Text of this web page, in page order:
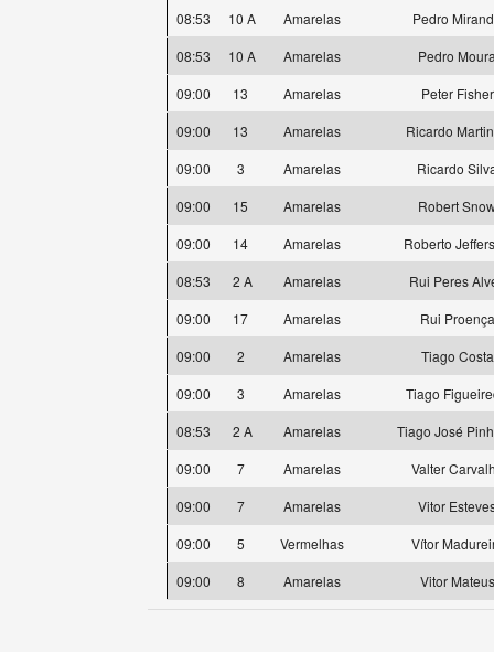
08:53
10 A Amarelas
Pedro
08:53
10 A Amarelas
Pedro
09:00
13 Amarelas
Peter Fisher
09:00
13 Amarelas
Ricardo
09:00
3 Amarelas
Ricardo
09:00
15 Amarelas
Robert
09:00
14 Amarelas
Roberto
08:53
2 A Amarelas
Rui Peres
09:00
17 Amarelas
Rui Proença
09:00
2 Amarelas
Tiago Costa
09:00
3 Amarelas
Tiago
08:53
2 A Amarelas
Tiago José
09:00
7 Amarelas
Valter
09:00
7 Amarelas
Vitor
09:00
5 Vermelhas
Vítor
09:00
8 Amarelas Vitor Mateus